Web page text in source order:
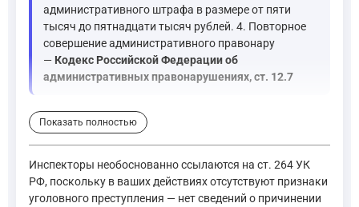
административного штрафа в размере от пяти
тысяч до пятнадцати тысяч рублей. 4. Повторное
совершение административного правонару
— Кодекс Российской Федерации об
административных правонарушениях, ст. 12.7
Основанием для изъятия скутера послужила мера
Статья 27.13 КоАП РФ устанавливает основания для
—Кодекс Российской Федерации об административных
Показать полностью
Инспекторы необоснованно ссылаются на ст. 264 УК
РФ, поскольку в ваших действиях отсутствуют признаки
уголовного преступления — нет сведений о причинении